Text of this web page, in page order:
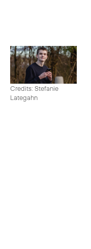
Credits: Stefanie
Lategahn